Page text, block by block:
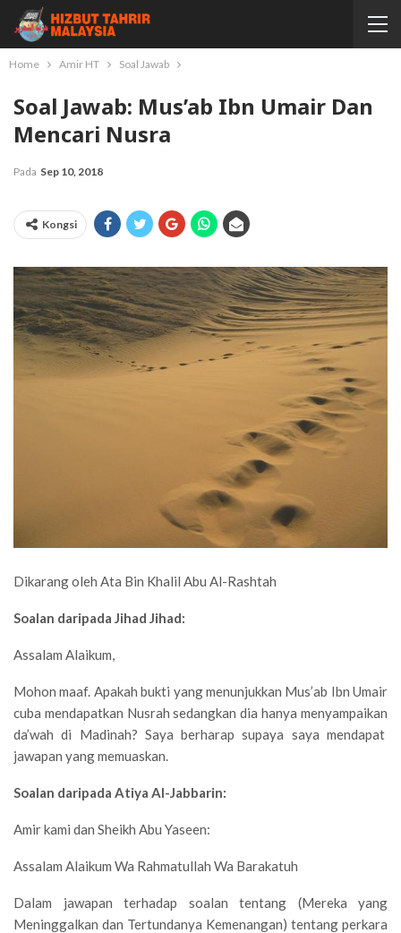
Home Amir HT Soal Jawab
Soal Jawab: Mus’ab Ibn Umair Dan
Mencari Nusra
Pada Sep 10, 2018
Kongsi
Dikarang oleh Ata Bin Khalil Abu Al-Rashtah
Soalan daripada Jihad Jihad:
Assalam Alaikum,
Mohon maaf. Apakah bukti yang menunjukkan Mus’ab Ibn Umair
cuba mendapatkan Nusrah sedangkan dia hanya menyampaikan
da’wah di Madinah? Saya berharap supaya saya mendapat
jawapan yang memuaskan.
Soalan daripada Atiya Al-Jabbarin:
Amir kami dan Sheikh Abu Yaseen:
Assalam Alaikum Wa Rahmatullah Wa Barakatuh
Dalam jawapan terhadap soalan tentang (Mereka yang
Meninggalkan dan Tertundanya Kemenangan) tentang perkara